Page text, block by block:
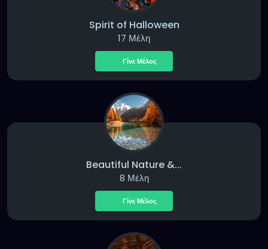
Spirit of Halloween
17 Μέλη
Γίνε Μέλος
Beautiful Nature &...
8 Μέλη
Γίνε Μέλος